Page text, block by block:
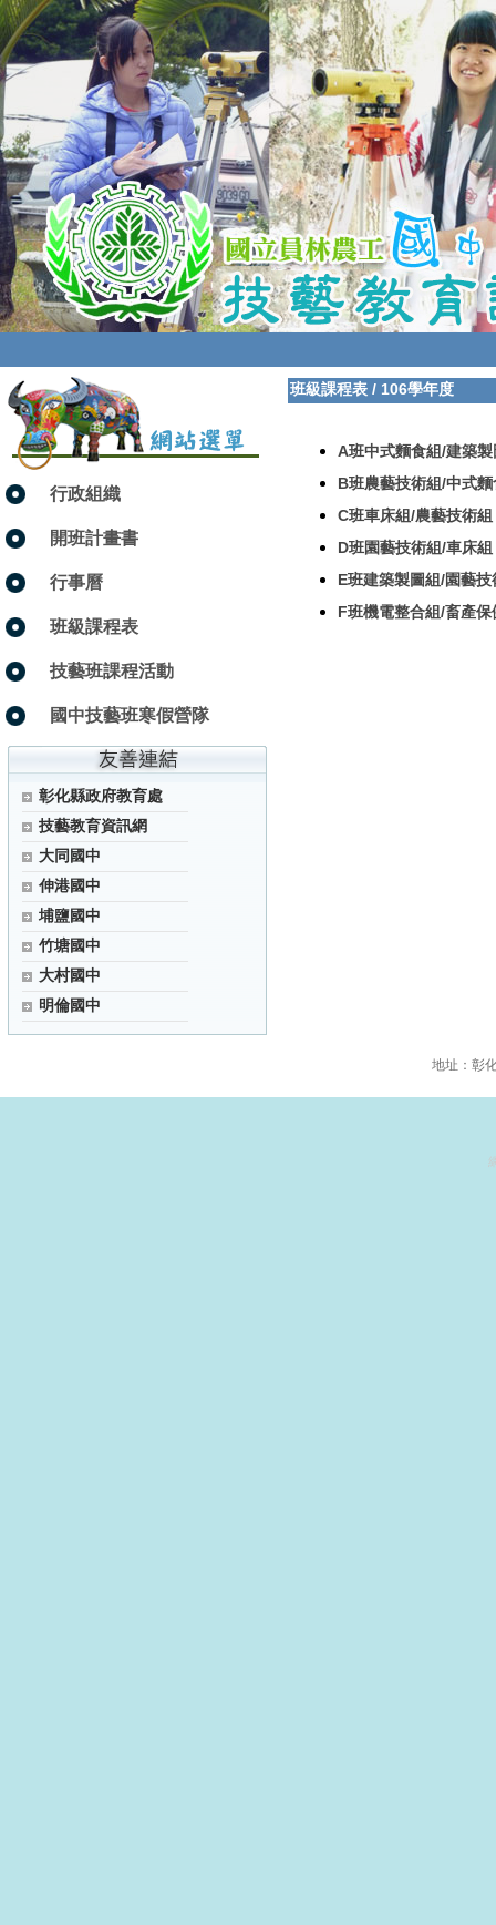
行政組織
開班計畫書
行事曆
班級課程表
技藝班課程活動
國中技藝班寒假營隊
彰化縣政府教育處
技藝教育資訊網
大同國中
伸港國中
埔鹽國中
竹塘國中
大村國中
明倫國中
班級課程表 / 106學年度
A班中式麵食組/建築製
B班農藝技術組/中式麵
C班車床組/農藝技術組
D班園藝技術組/車床組
E班建築製圖組/園藝技
F班機電整合組/畜產保
地址：彰